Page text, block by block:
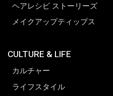
ヘアレシピ ストーリーズ
メイクアップティップス
CULTURE & LIFE
カルチャー
ライフスタイル